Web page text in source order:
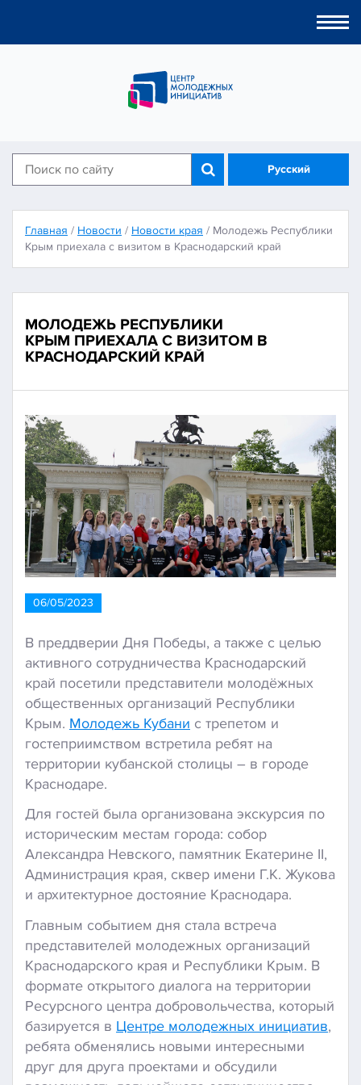
Русский
Главная / Новости / Новости края / Молодежь Республики
Крым приехала с визитом в Краснодарский край
МОЛОДЕЖЬ РЕСПУБЛИКИ
КРЫМ ПРИЕХАЛА С ВИЗИТОМ В
КРАСНОДАРСКИЙ КРАЙ
06/05/2023
В преддверии Дня Победы, а также с целью
активного сотрудничества Краснодарский
край посетили представители молодёжных
общественных организаций Республики
Крым. Молодежь Кубани с трепетом и
гостеприимством встретила ребят на
территории кубанской столицы – в городе
Краснодаре.
Для гостей была организована экскурсия по
историческим местам города: собор
Александра Невского, памятник Екатерине II,
Aдминистрация края, сквер имени Г.К. Жукова
и архитектурное достояние Краснодара.
Главным событием дня стала встреча
представителей молодежных организаций
Краснодарского края и Республики Крым. В
формате открытого диалога на территории
Ресурсного центра добровольчества, который
базируется в Центре молодежных инициатив,
ребята обменялись новыми интересными
друг для друга проектами и обсудили